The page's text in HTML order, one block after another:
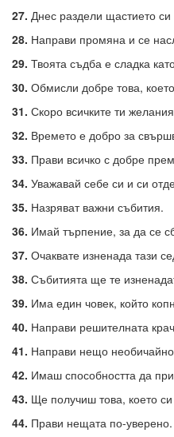
27. Днес раздели щастието си
28. Направи промяна и се
29. Твоята съдба е сладка
30. Обмисли добре това,
31. Скоро всичките ти
32. Времето е добро за
33. Прави всичко с добре
34. Уважавай себе си и си
35. Назряват важни събития.
36. Имай търпение, за да се
37. Очаквате изненада тази
38. Събитията ще те
39. Има един човек, който
40. Направи решителната
41. Направи нещо
42. Имаш способността да
43. Ще получиш това, което си
44. Прави нещата по-уверено.